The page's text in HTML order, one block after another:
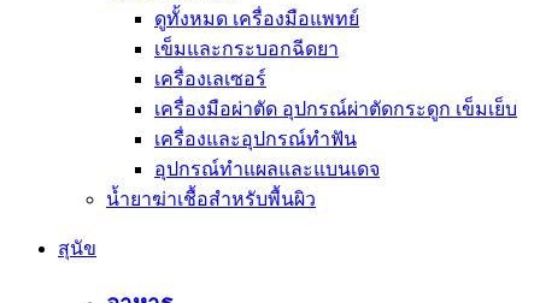
ดูทั้งหมด เครื่องมือแพทย์
เข็มและกระบอกฉีดยา
เครื่องเลเซอร์
เครื่องมือผ่าตัด อุปกรณ์ผ่าตัดกระดูก เข็มเย็บ
เครื่องและอุปกรณ์ทำฟัน
อุปกรณ์ทำแผลและแบนเดจ
น้ำยาฆ่าเชื้อสำหรับพื้นผิว
สุนัข